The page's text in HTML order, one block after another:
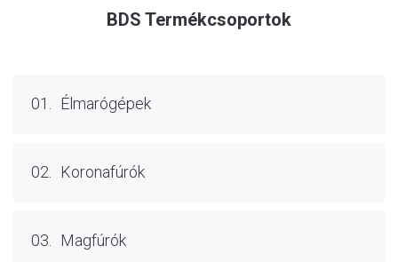
BDS Termékcsoportok
01. Élmarógépek
02. Koronafúrók
03. Magfúrók